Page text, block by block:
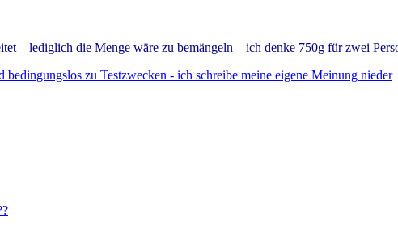
– lediglich die Menge wäre zu bemängeln – ich denke 750g für zwei